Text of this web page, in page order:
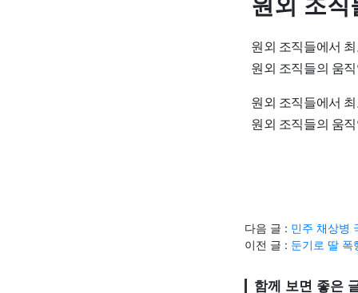
원외 조직
원외 조직들에서
원외 조직들의 움
원외 조직들에서
원외 조직들의 움
다음 글 : 민주 채상병
이전 글 : 둔기로 딸 폭
함께 보면 좋은